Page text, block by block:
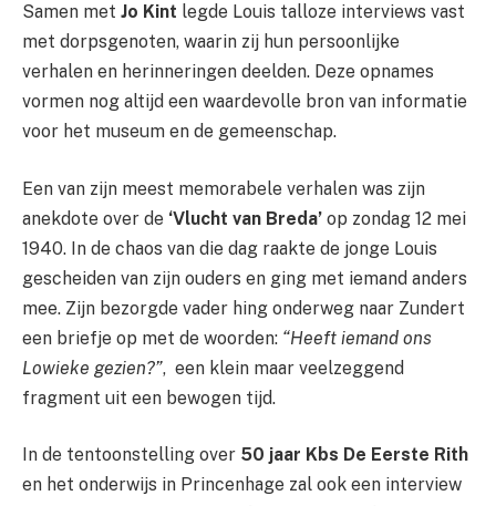
Samen met Jo Kint legde Louis talloze interviews vast
met dorpsgenoten, waarin zij hun persoonlijke
verhalen en herinneringen deelden. Deze opnames
vormen nog altijd een waardevolle bron van informatie
voor het museum en de gemeenschap.
Een van zijn meest memorabele verhalen was zijn
anekdote over de ‘Vlucht van Breda’ op zondag 12 mei
1940. In de chaos van die dag raakte de jonge Louis
gescheiden van zijn ouders en ging met iemand anders
mee. Zijn bezorgde vader hing onderweg naar Zundert
een briefje op met de woorden: “Heeft iemand ons
Lowieke gezien?”, een klein maar veelzeggend
fragment uit een bewogen tijd.
In de tentoonstelling over 50 jaar Kbs De Eerste Rith
en het onderwijs in Princenhage zal ook een interview